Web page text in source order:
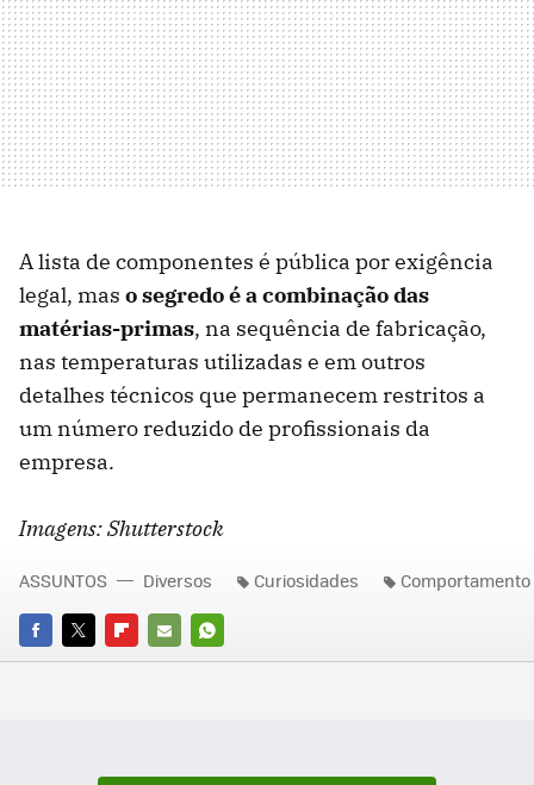
A lista de componentes é pública por exigência
legal, mas o segredo é a combinação das
matérias-primas, na sequência de fabricação,
nas temperaturas utilizadas e em outros
detalhes técnicos que permanecem restritos a
um número reduzido de profissionais da
empresa.
Imagens: Shutterstock
FACEBOOK
TWITTERFLIPBOARD
E-
WHATSAPP
ASSUNTOS Diversos Curiosidades Comportamento